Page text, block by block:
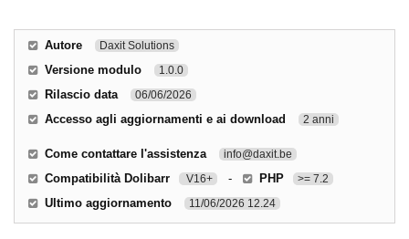
Autore Daxit Solutions
Versione modulo 1.0.0
Rilascio data 06/06/2026
Accesso agli aggiornamenti e ai download 2 anni
Come contattare l'assistenza info@daxit.be
Compatibilità Dolibarr V16+ - PHP >= 7.2
Ultimo aggiornamento 11/06/2026 12.24